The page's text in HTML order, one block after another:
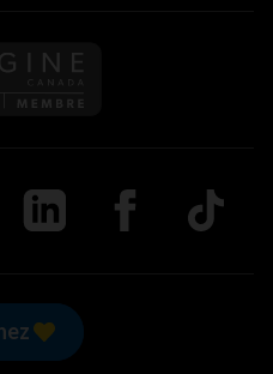
Instagram
nous sur Youtube
Suivez nous sur LinkedIn
Suivez nous sur
TikTok